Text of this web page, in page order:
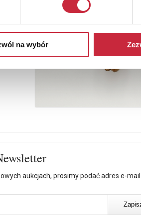
na wybór
aukcjach, prosimy podać adres e-mail